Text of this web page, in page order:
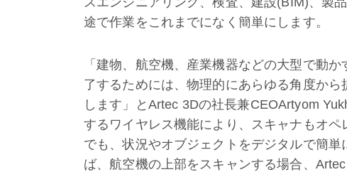
途で作業をこれまでになく簡単にします。
「建物、航空機、産業機器などの大型で動
了するためには、物理的にあらゆる角度か
します」とArtec 3Dの社長兼CEOArtyom
するワイヤレス機能により、スキャナもオ
でも、状況やオブジェクトをデジタルで簡
ば、航空機の上部をスキャンする場合、